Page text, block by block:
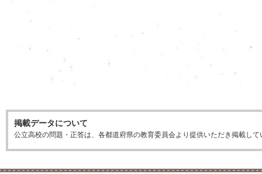
掲載データについて
公立高校の問題・正答は、各都道府県の教育委員会より提供いただき掲載し